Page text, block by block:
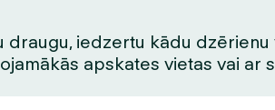
iedzertu kādu
apskates vietas vai ar